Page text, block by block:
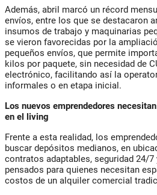
Además, abril marcó un récord
envíos, entre los que se destacaron
insumos de trabajo y maquinarias
se vieron favorecidas por la
pequeños envíos, que permite
kilos por paquete, sin necesidad de
electrónico, facilitando así la
informales o en etapa inicial.
Los nuevos emprendedores
en el living
Frente a esta realidad, los
buscar depósitos medianos, en
contratos adaptables, seguridad 24/
pensados para quienes necesitan
costos de un alquiler comercial